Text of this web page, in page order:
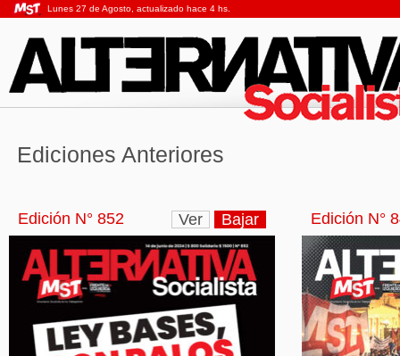
Lunes 27 de Agosto, actualizado hace 4 hs.
Ediciones Anteriores
Edición N° 852 Bajar
Ver Edición N°